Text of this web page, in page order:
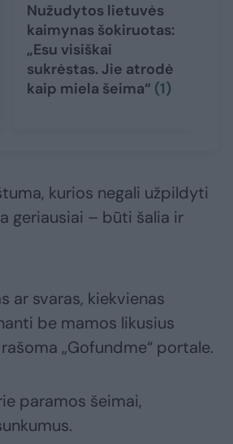
Nužudytos lietuvės
kaimynas šokiruotas:
„Esu visiškai
sukrėstas. Jie atrodė
kaip miela šeima“ (1)
kurios negali užpildyti
geriausiai – būti šalia ir
ar svaras, kiekvienas
be mamos likusius
„Gofundme“ portale.
paramos šeimai,